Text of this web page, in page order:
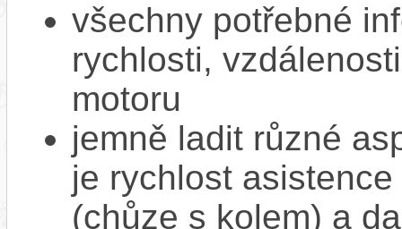
všechny potřebné
rychlosti,
motoru
jemně ladit různé
je rychlost
(chůze s kolem) a